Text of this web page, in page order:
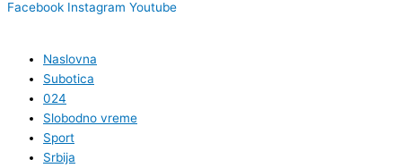
Facebook Instagram Youtube
Naslovna
Subotica
024
Slobodno vreme
Sport
Srbija